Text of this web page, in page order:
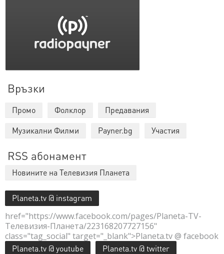
Връзки
Промо Фолклор
Предавания
Музикални Филми
Payner.bg Участия
RSS абонамент
Новините на Телевизия Планета
Planeta.tv @ instagram
href="https://www.facebook.com/pages/Planeta-TV-
Телевизия-Планета/223168207727156"
class="tag_social" target="_blank">Planeta.tv @ facebook
Planeta.tv @ youtube Planeta.tv @ twitter